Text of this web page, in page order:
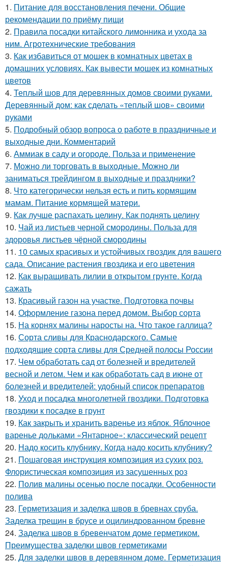
1. Питание для восстановления печени. Общие
рекомендации по приёму пищи
2. Правила посадки китайского лимонника и ухода за
ним. Агротехнические требования
3. Как избавиться от мошек в комнатных цветах в
домашних условиях. Как вывести мошек из комнатных
цветов
4. Теплый шов для деревянных домов своими руками.
Деревянный дом: как сделать «теплый шов» своими
руками
5. Подробный обзор вопроса о работе в праздничные и
выходные дни. Комментарий
6. Аммиак в саду и огороде. Польза и применение
7. Можно ли торговать в выходные. Можно ли
заниматься трейдингом в выходные и праздники?
8. Что категорически нельзя есть и пить кормящим
мамам. Питание кормящей матери.
9. Как лучше распахать целину. Как поднять целину
10. Чай из листьев черной смородины. Польза для
здоровья листьев чёрной смородины
11. 10 самых красивых и устойчивых гвоздик для вашего
сада. Описание растения гвоздика и его цветения
12. Как выращивать лилии в открытом грунте. Когда
сажать
13. Красивый газон на участке. Подготовка почвы
14. Оформление газона перед домом. Выбор сорта
15. На корнях малины наросты на. Что такое галлица?
16. Сорта сливы для Краснодарского. Самые
подходящие сорта сливы для Средней полосы России
17. Чем обработать сад от болезней и вредителей
весной и летом. Чем и как обработать сад в июне от
болезней и вредителей: удобный список препаратов
18. Уход и посадка многолетней гвоздики. Подготовка
гвоздики к посадке в грунт
19. Как закрыть и хранить варенье из яблок. Яблочное
варенье дольками «Янтарное»: классический рецепт
20. Надо косить клубнику. Когда надо косить клубнику?
21. Пошаговая инструкция композиция из сухих роз.
Флористическая композиция из засушенных роз
22. Полив малины осенью после посадки. Особенности
полива
23. Герметизация и заделка швов в бревнах сруба.
Заделка трещин в брусе и оцилиндрованном бревне
24. Заделка швов в бревенчатом доме герметиком.
Преимущества заделки швов герметиками
25. Для заделки швов в деревянном доме. Герметизация